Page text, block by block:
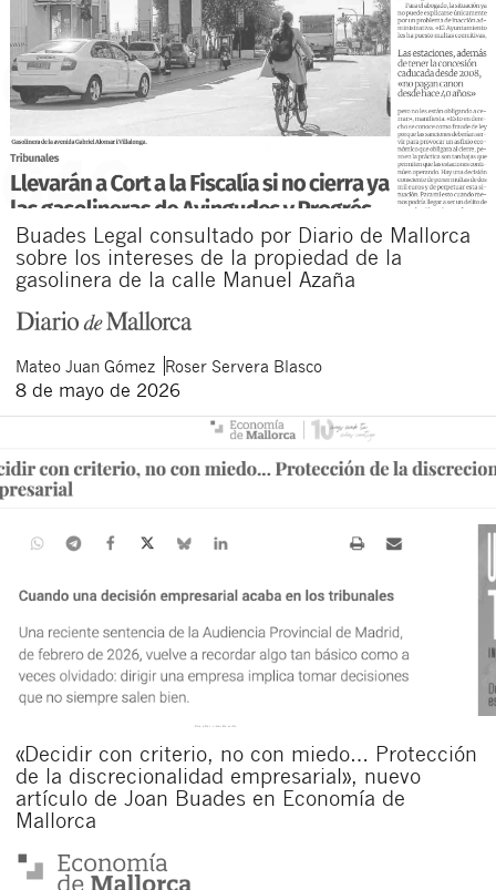
Buades Legal consultado por Diario de Mallorca
sobre los intereses de la propiedad de la
gasolinera de la calle Manuel Azaña
Mateo Juan Gómez Roser Servera Blasco
8 de mayo de 2026
«Decidir con criterio, no con miedo… Protección
de la discrecionalidad empresarial», nuevo
artículo de Joan Buades en Economía de
Mallorca